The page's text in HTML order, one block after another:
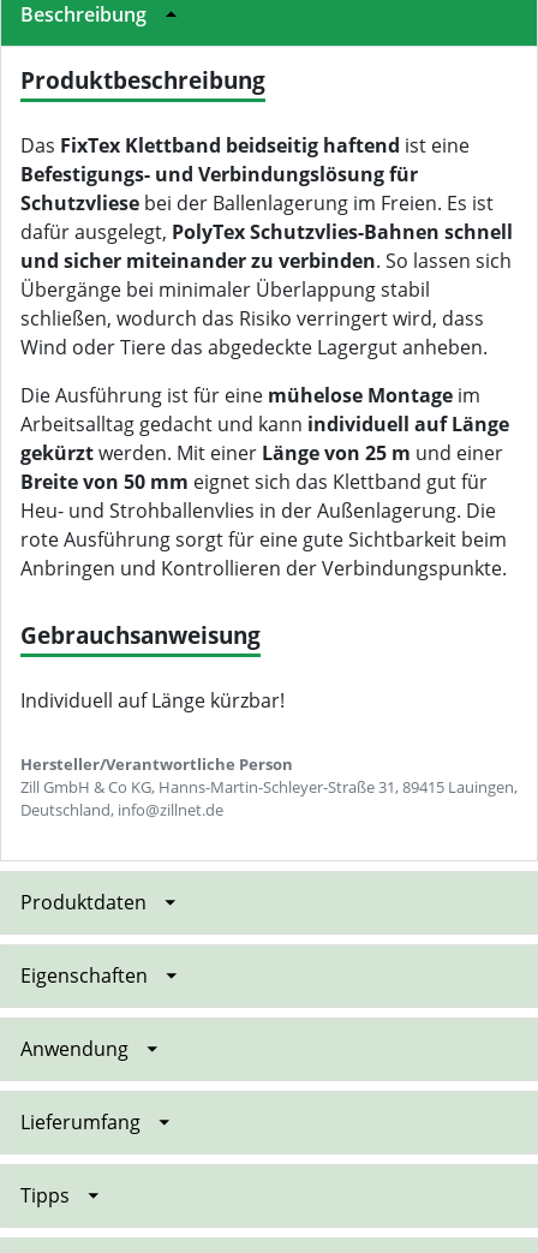
Beschreibung
Produktbeschreibung
Das FixTex Klettband beidseitig haftend ist eine
Befestigungs- und Verbindungslösung für
Schutzvliese bei der Ballenlagerung im Freien. Es ist
dafür ausgelegt, PolyTex Schutzvlies-Bahnen schnell
und sicher miteinander zu verbinden. So lassen sich
Übergänge bei minimaler Überlappung stabil
schließen, wodurch das Risiko verringert wird, dass
Wind oder Tiere das abgedeckte Lagergut anheben.
Die Ausführung ist für eine mühelose Montage im
Arbeitsalltag gedacht und kann individuell auf Länge
gekürztwerden. Mit einer Länge von 25 m und einer
Breite von 50 mm eignet sich das Klettband gut für
Heu- und Strohballenvlies in der Außenlagerung. Die
rote Ausführung sorgt für eine gute Sichtbarkeit beim
Anbringen und Kontrollieren der Verbindungspunkte.
Gebrauchsanweisung
Individuell auf Länge kürzbar!
Hersteller/Verantwortliche Person
Zill GmbH & Co KG, Hanns-Martin-Schleyer-Straße 31, 89415 Lauingen,
Deutschland, info@zillnet.de
Produktdaten
Eigenschaften
Anwendung
Lieferumfang
Tipps